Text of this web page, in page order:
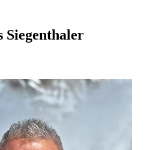
pour vos projets.
Siegenthaler